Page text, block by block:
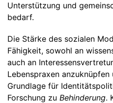
Unterstützung und
bedarf.
Die Stärke des sozialen
Fähigkeit, sowohl an
auch an
Lebenspraxen
Grundlage für
Forschung zu Behinderung.